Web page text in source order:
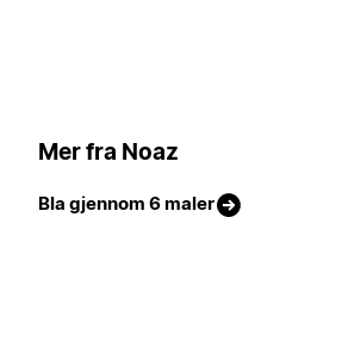
Mer fra Noaz
Bla gjennom 6 maler